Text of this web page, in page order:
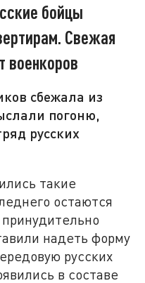
бойцы
Свежая
военкоров
сбежала из
погоню,
русских
такие
остаются
надеть форму
русских
в составе